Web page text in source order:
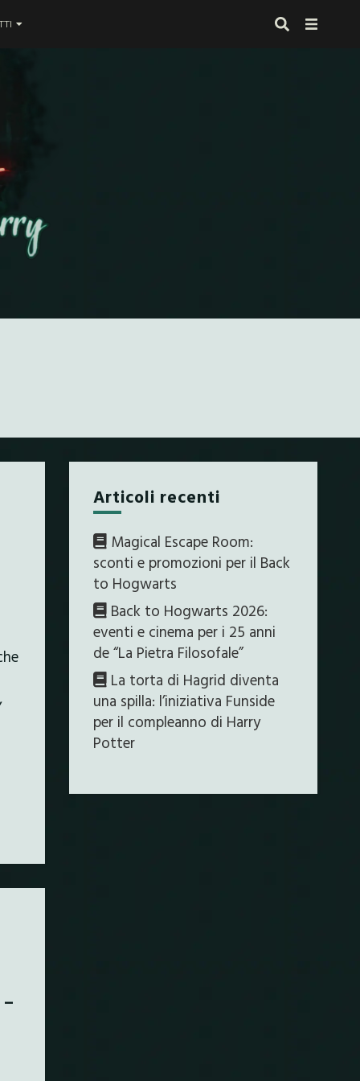
proprio alla fine
Articoli recenti
Magical Escape Room:
sconti e promozioni per il Back
to Hogwarts
Back to Hogwarts 2026:
eventi e cinema per i 25 anni
de “La Pietra Filosofale”
La torta di Hagrid diventa
una spilla: l’iniziativa Funside
per il compleanno di Harry
Potter